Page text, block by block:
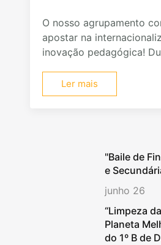
O nosso agrupamento
apostar na
inovação pedagógica!
Ler mais
"Baile de
e
junho 26
“Limpeza
Planeta
do 1º B de